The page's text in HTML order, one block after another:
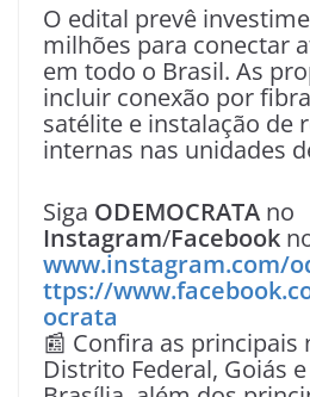
O edital prevê
milhões para conectar
em todo o Brasil. As
incluir conexão por
satélite e instalação de
internas nas unidades
Siga ODEMOCRATA no
Instagram/Facebook
www.instagram.com/
ttps://
ocrata
📰 Confira as principais
Distrito Federal, Goiás